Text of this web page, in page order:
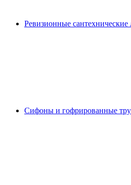
Ревизионные
Сифоны и гофрированные